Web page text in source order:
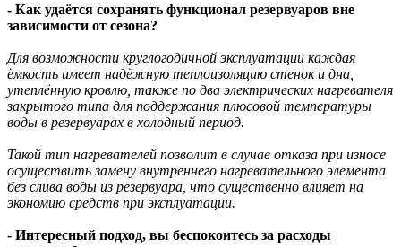
- Как удаётся сохранять функционал резервуаров вне
зависимости от сезона?
Для возможности круглогодичной эксплуатации каждая
ёмкость имеет надёжную теплоизоляцию стенок и дна,
утеплённую кровлю, также по два электрических нагревателя
закрытого типа для поддержания плюсовой температуры
воды в резервуарах в холодный период.
Такой тип нагревателей позволит в случае отказа при износе
осуществить замену внутреннего нагревательного элемента
без слива воды из резервуара, что существенно влияет на
экономию средств при эксплуатации.
- Интересный подход, вы беспокоитесь за расходы